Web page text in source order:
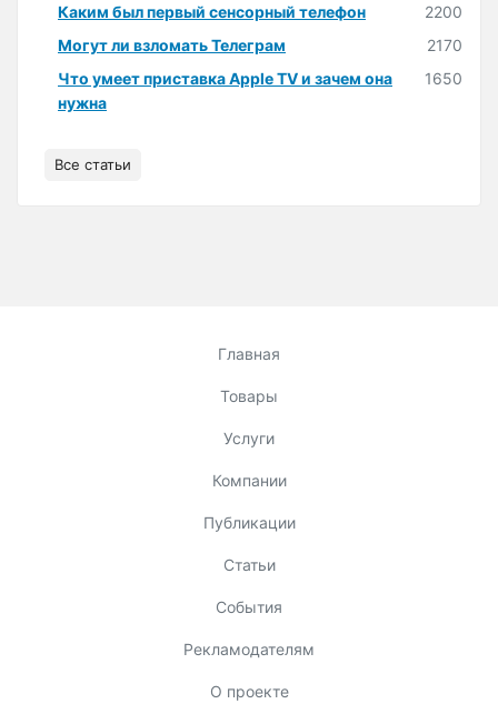
Каким был первый сенсорный телефон
2200
Могут ли взломать Телеграм
2170
Что умеет приставка Apple TV и зачем она
нужна
1650
Все статьи
Главная
Товары
Услуги
Компании
Публикации
Статьи
События
Рекламодателям
О проекте